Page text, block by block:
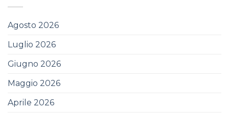
Agosto 2026
Luglio 2026
Giugno 2026
Maggio 2026
Aprile 2026